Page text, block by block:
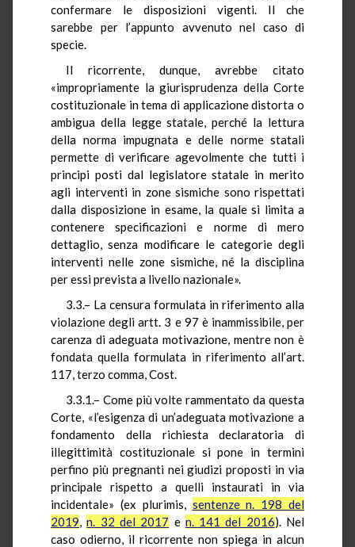
confermare le disposizioni vigenti. Il che
sarebbe per l’appunto avvenuto nel caso di
specie.
Il ricorrente, dunque, avrebbe citato
«impropriamente la giurisprudenza della Corte
costituzionale in tema di applicazione distorta o
ambigua della legge statale, perché la lettura
della norma impugnata e delle norme statali
permette di verificare agevolmente che tutti i
principi posti dal legislatore statale in merito
agli interventi in zone sismiche sono rispettati
dalla disposizione in esame, la quale si limita a
contenere specificazioni e norme di mero
dettaglio, senza modificare le categorie degli
interventi nelle zone sismiche, né la disciplina
per essi prevista a livello nazionale».
3.3.– La censura formulata in riferimento alla
violazione degli artt. 3 e 97 è inammissibile, per
carenza di adeguata motivazione, mentre non è
fondata quella formulata in riferimento all’art.
117, terzo comma,Cost.
3.3.1.– Come più volte rammentato da questa
Corte, «l’esigenza di un’adeguata motivazione a
fondamento della richiesta declaratoria di
illegittimità costituzionale si pone in termini
perfino più pregnanti nei giudizi proposti in via
principale rispetto a quelli instaurati in via
incidentale» (ex plurimis, sentenze n. 198 del
2019,n. 32 del 2017 e n. 141 del 2016). Nel
caso odierno, il ricorrente non spiega in alcun